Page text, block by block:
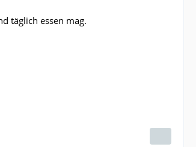
täglich essen mag.